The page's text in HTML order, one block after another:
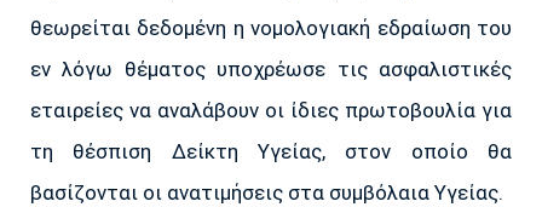
θεωρείται δεδομένη η νομολογιακή εδραίωση του
εν λόγω θέματος υποχρέωσε τις ασφαλιστικές
εταιρείες να αναλάβουν οι ίδιες πρωτοβουλία για
τη θέσπιση Δείκτη Υγείας, στον οποίο θα
βασίζονται οι ανατιμήσεις στα συμβόλαια Υγείας.